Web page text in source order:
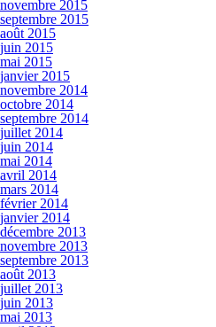
novembre 2015
septembre 2015
août 2015
juin 2015
mai 2015
janvier 2015
novembre 2014
octobre 2014
septembre 2014
juillet 2014
juin 2014
mai 2014
avril 2014
mars 2014
février 2014
janvier 2014
décembre 2013
novembre 2013
septembre 2013
août 2013
juillet 2013
juin 2013
mai 2013